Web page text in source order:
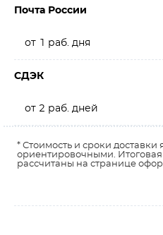
Почта России
от 1 раб. дня
СДЭК
от 2 раб. дней
* Стоимость и сроки доставки
ориентировочными. Итоговая
рассчитаны на странице